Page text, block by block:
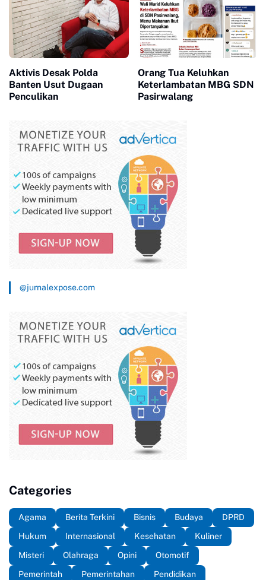
Aktivis Desak Polda
Banten Usut Dugaan
Penculikan
Orang Tua Keluhkan
Keterlambatan MBG SDN
Pasirwalang
@jurnalexpose.com
Categories
Agama Berita Terkini Bisnis Budaya
DPRD
Hukum
Internasional Kesehatan
Kuliner
Misteri
Olahraga Opini
Otomotif
Pemerintah
Pemerintahan
Pendidikan